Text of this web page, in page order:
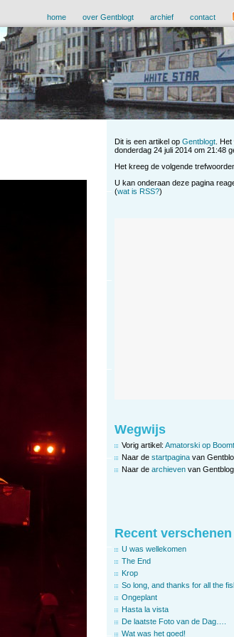
home over Gentblogt archief contact
Dit is een artikel op Gentblogt .
donderdag 24 juli 2014 om 21:48
Het kreeg de volgende
U kan onderaan deze pagina
(wat is RSS?)
Wegwijs
Vorig artikel: Amatorski op
Naar de startpagina van
Naar de archieven van
Recent
U was wellekomen
The End
Krop
So long, and thanks for all the
Ongeplant
Hasta la vista
De laatste Foto van de Dag….
Wat was het goed!